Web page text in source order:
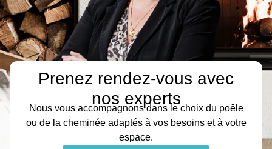
Prenez rendez-vous avec
nos experts
Nous vous accompagnons dans le choix du poêle
ou de la cheminée adaptés à vos besoins et à votre
espace.